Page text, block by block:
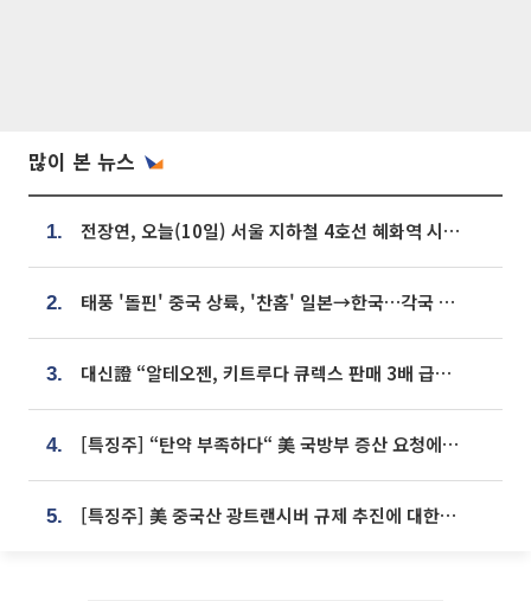
많이 본 뉴스
1. 전장연, 오늘(10일) 서울 지하철 4호선 혜화역 시위…1호선 용산역 무정차
2. 태풍 '돌핀' 중국 상륙, '찬홈' 일본→한국…각국 기상청 예상 경로는?
3. 대신證 “알테오젠, 키트루다 큐렉스 판매 3배 급증…목표가 41만원 상향”
4. [특징주] “탄약 부족하다“ 美 국방부 증산 요청에⋯국내 방산주 급등세
5. [특징주] 美 중국산 광트랜시버 규제 추진에 대한광통신 등 광통신株 강세